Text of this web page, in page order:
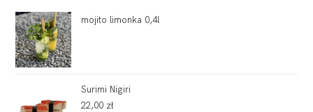
mojito limonka 0,4l
Surimi Nigiri
22,00 zł